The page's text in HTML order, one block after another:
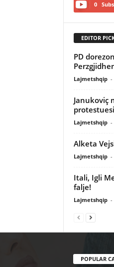
0
EDITOR
PD
Lajmetshqip -
Janukoviç
Lajmetshqip -
Alketa
Lajmetshqip -
Itali, Igli
falje!
Lajmetshqip -
POPULAR